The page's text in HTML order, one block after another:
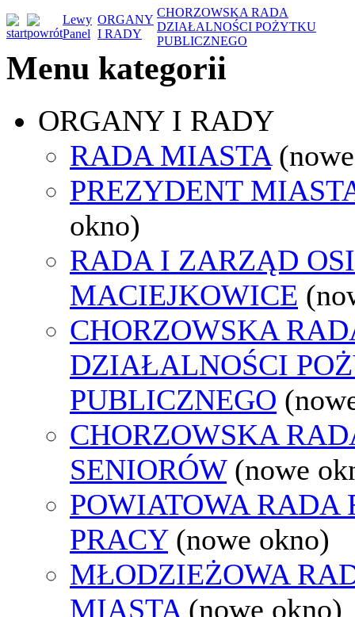
Lewy
Panel
ORGANY
I RADY
CHORZOWSKA RADA
DZIAŁALNOŚCI POŻYTKU
PUBLICZNEGO
Menu kategorii
ORGANY I RADY
RADA MIASTA
PREZYDENT
okno)
RADA I ZARZĄD
MACIEJKOWICE
CHORZOWSKA
DZIAŁALNOŚCI
PUBLICZNEGO
CHORZOWSKA
SENIORÓW (nowe
POWIATOWA RADA
PRACY (nowe okno)
MŁODZIEŻOWA
MIASTA (nowe okno)